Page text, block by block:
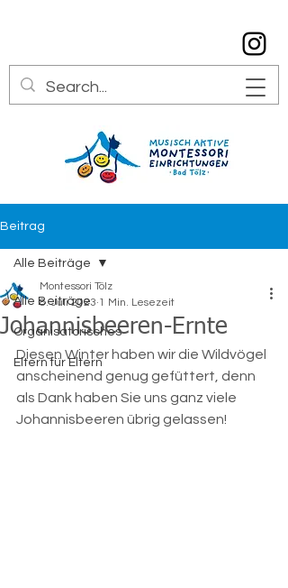
Beitrag
Alle Beiträge
Organisatorisches
Eltern für Eltern
Alle Beiträge
Johannisbeeren-Ernte
Montessori Tölz
8. Juli 2023 1 Min. Lesezeit
Diesen Winter haben wir die Wildvögel
anscheinend genug gefüttert, denn
als Dank haben Sie uns ganz viele
Johannisbeeren übrig gelassen!